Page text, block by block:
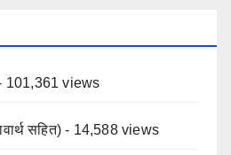
101,361 views
सहित) - 14,588 views